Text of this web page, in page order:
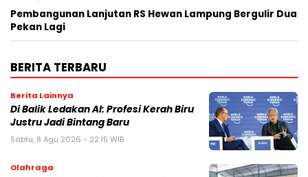
Pembangunan Lanjutan RS Hewan Lampung Bergulir Dua
Pekan Lagi
BERITA TERBARU
Berita Lainnya
Di Balik Ledakan AI: Profesi Kerah Biru
Justru Jadi Bintang Baru
Sabtu, 8 Agu 2026 - 22:15 WIB
Olahraga